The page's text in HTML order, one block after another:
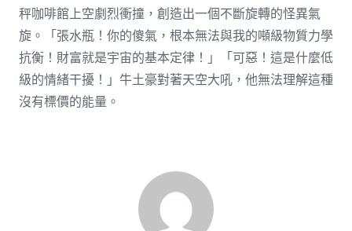
秤咖啡館上空劇烈衝撞，創造出一個不斷旋轉的怪異氣
旋。「張水瓶！你的傻氣，根本無法與我的噸級物質力學
抗衡！財富就是宇宙的基本定律！」「可惡！這是什麼低
級的情緒干擾！」牛土豪對著天空大吼，他無法理解這種
沒有標價的能量。